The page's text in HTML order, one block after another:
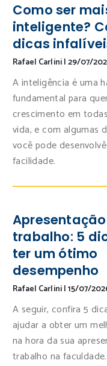
Como ser
inteligente?
dicas
Rafael Carlini|29/07/
A inteligência é uma
fundamental para
crescimento em
vida, e com algumas
você pode
facilidade.
trabalho: 5
ter um ótimo
desempenho
Rafael Carlini|15/07/
A seguir, confira 5
ajudar a obter um
na hora da sua
trabalho na faculdade.